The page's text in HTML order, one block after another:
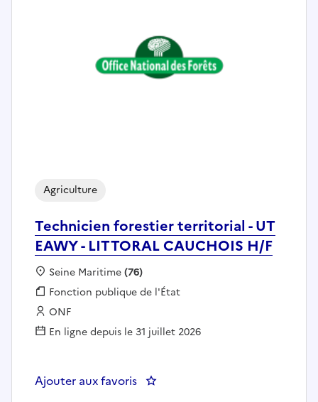
Technicien forestier territorial - UT
EAWY - LITTORAL CAUCHOIS H/F
Agriculture
Localisation :
Seine Maritime(76)
Fonction publique :
Fonction publique de l'État
Employeur :
ONF
En ligne depuis le 31 juillet 2026
Ajouter aux favoris : Technicien forestier territorial -